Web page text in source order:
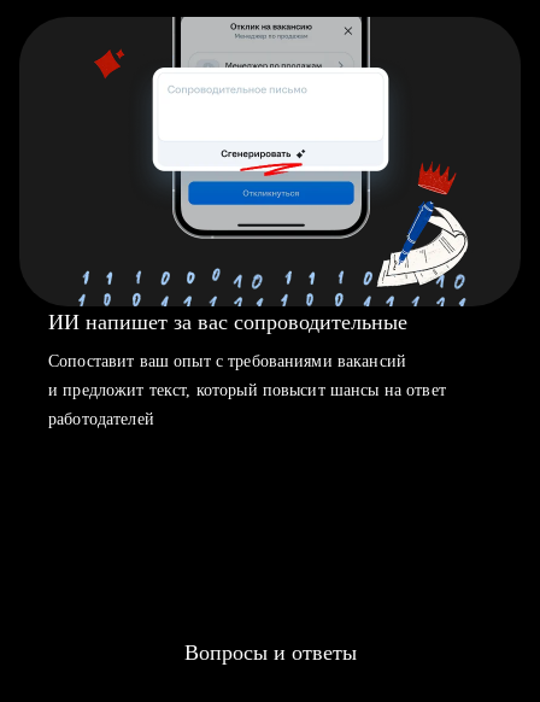
ИИ напишет за вас сопроводительные
Сопоставит ваш опыт с требованиями вакансий
и предложит текст, который повысит шансы на ответ
работодателей
Вопросы и ответы